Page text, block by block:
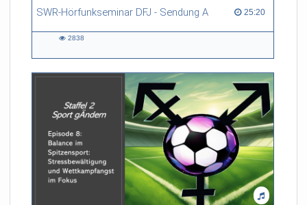
SWR-Hörfunkseminar DFJ - Sendung A 25:20
25:20 duration
2838